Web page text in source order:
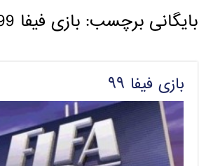
بایگانی برچسب:بازی فیفا 99 دانلود قدیمی
بازی فیفا ۹۹